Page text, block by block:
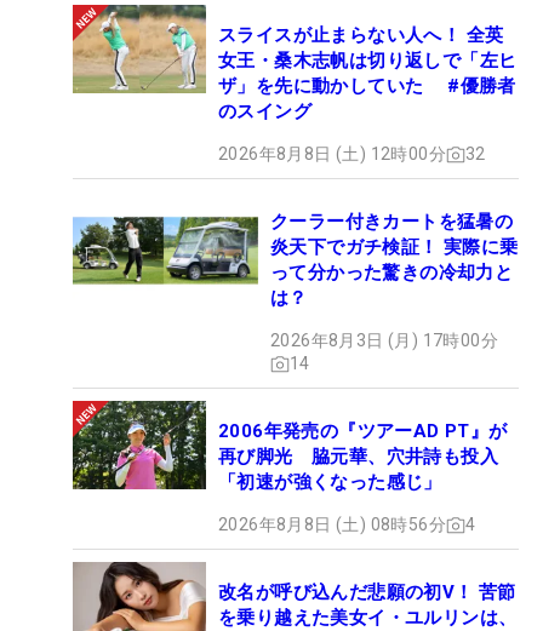
スライスが止まらない人へ！ 全英
女王・桑木志帆は切り返しで「左ヒ
ザ」を先に動かしていた #優勝者
のスイング
2026年8月8日 (土) 12時00分 32
クーラー付きカートを猛暑の
炎天下でガチ検証！ 実際に乗
って分かった驚きの冷却力と
は？
2026年8月3日 (月) 17時00分
14
2006年発売の『ツアーAD PT』が
再び脚光 脇元華、穴井詩も投入
「初速が強くなった感じ」
2026年8月8日 (土) 08時56分 4
改名が呼び込んだ悲願の初V！ 苦節
を乗り越えた美女イ・ユルリンは、